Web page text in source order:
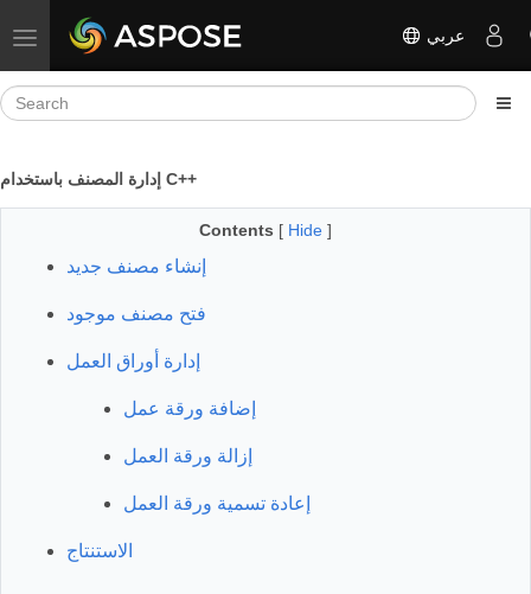
Toggle navigation عربي
إدارة المصنف باستخدام C++
Contents [ Hide ]
إنشاء مصنف جديد
فتح مصنف موجود
إدارة أوراق العمل
إضافة ورقة عمل
إزالة ورقة العمل
إعادة تسمية ورقة العمل
الاستنتاج